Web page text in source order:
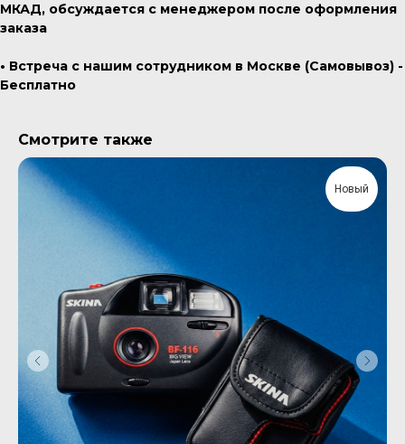
МКАД, обсуждается с менеджером после оформления
заказа
• Встреча с нашим сотрудником в Москве (Самовывоз) -
Бесплатно
Смотрите также
Новый